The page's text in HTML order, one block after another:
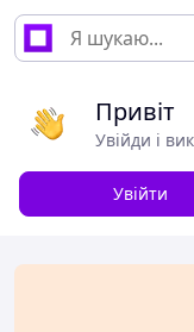
Привіт
Увійди і
Увійти